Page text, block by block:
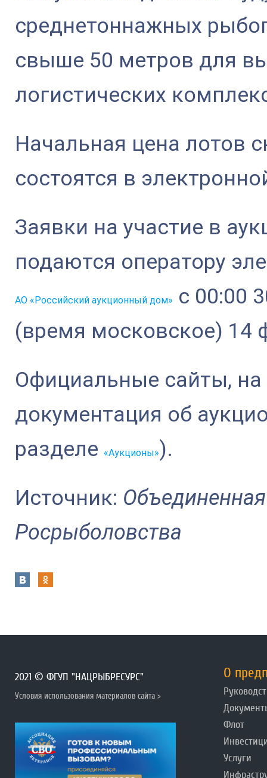
среднетоннажных
свыше 50 метров для
логистических
Начальная цена лотов
состоятся в
Заявки на участие в
подаются оператору
АО «Российский аукционный дом»
с 00:00
(время московское) 14
Официальные сайты,
документация об
разделе «Аукционы»).
Источник:
Росрыболовства
2021 © ФГУП "НАЦРЫБРЕСУРС"
Условия использования материалов сайта >
О
Флот
Услуги